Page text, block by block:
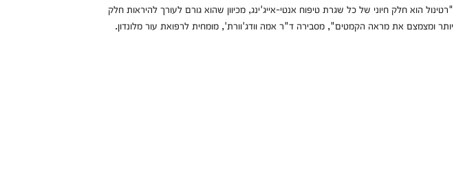
"רטינול הוא חלק חיוני של כל שגרת טיפוח אנטי-אייג'ינג, מכיוון שהוא גורם לעורך להיראות חלק
יותר ומצמצם את מראה הקמטים", מסבירה ד"ר אמה וודג'וורת', מומחית לרפואת עור מלונדון.